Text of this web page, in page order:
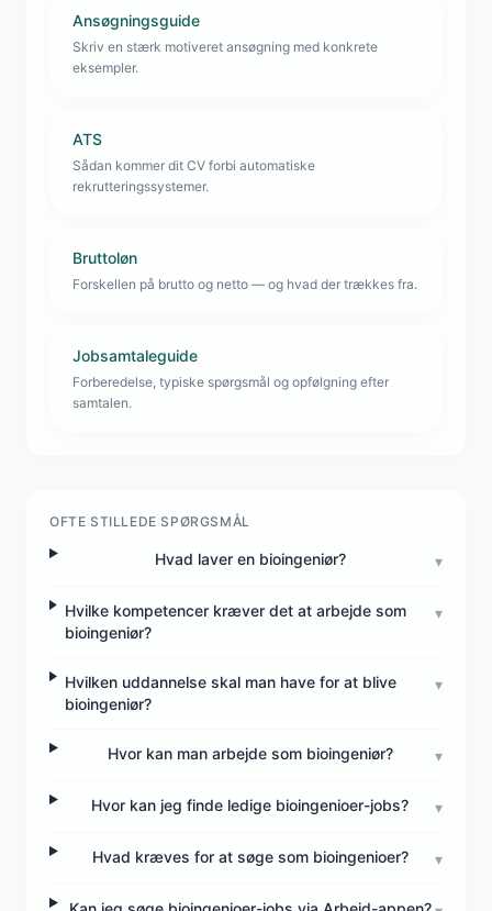
Ansøgningsguide
Skriv en stærk motiveret ansøgning med konkrete
eksempler.
ATS
Sådan kommer dit CV forbi automatiske
rekrutteringssystemer.
Bruttoløn
Forskellen på brutto og netto — og hvad der trækkes fra.
Jobsamtaleguide
Forberedelse, typiske spørgsmål og opfølgning efter
samtalen.
OFTE STILLEDE SPØRGSMÅL
Hvad laver en bioingeniør? ▾
Hvilke kompetencer kræver det at arbejde som
bioingeniør?
▾
Hvilken uddannelse skal man have for at blive
bioingeniør?
▾
Hvor kan man arbejde som bioingeniør? ▾
Hvor kan jeg finde ledige bioingenioer-jobs? ▾
Hvad kræves for at søge som bioingenioer? ▾